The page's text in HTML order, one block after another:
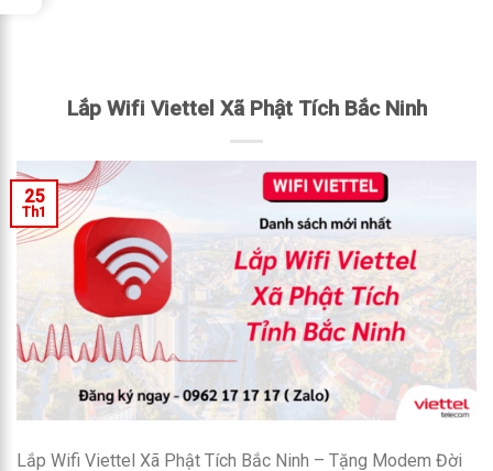
Lắp Wifi Viettel Xã Phật Tích Bắc Ninh
25
Th1
Lắp Wifi Viettel Xã Phật Tích Bắc Ninh – Tặng Modem Đời